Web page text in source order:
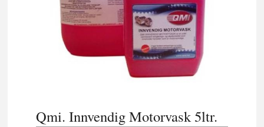
Qmi. Innvendig Motorvask 5ltr.